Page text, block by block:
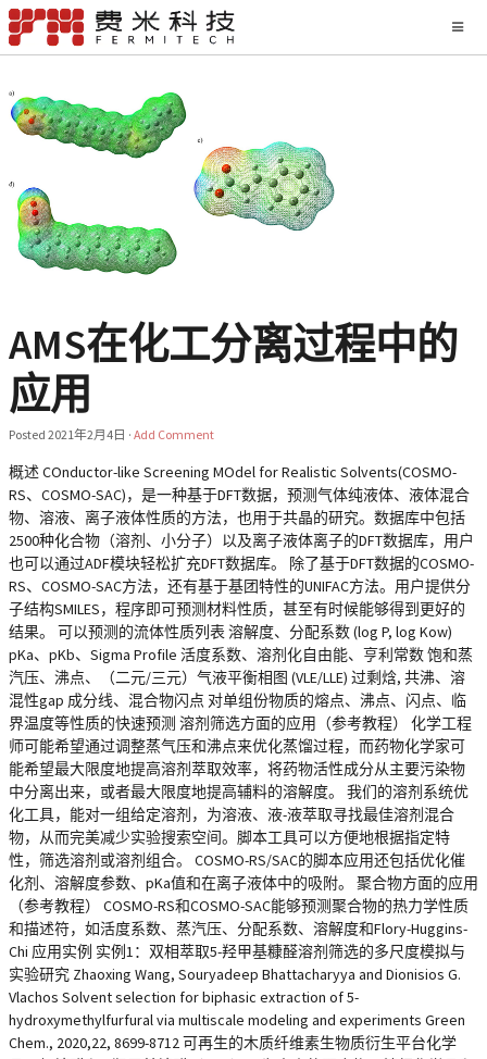
AMS在化工分离过程中的
应用
Posted 2021年2月4日 · Add Comment
概述 COnductor-like Screening MOdel for Realistic Solvents(COSMO-
RS、COSMO-SAC)，是一种基于DFT数据，预测气体纯液体、液体混合
物、溶液、离子液体性质的方法，也用于共晶的研究。数据库中包括
2500种化合物（溶剂、小分子）以及离子液体离子的DFT数据库，用户
也可以通过ADF模块轻松扩充DFT数据库。 除了基于DFT数据的COSMO-
RS、COSMO-SAC方法，还有基于基团特性的UNIFAC方法。用户提供分
子结构SMILES，程序即可预测材料性质，甚至有时候能够得到更好的
结果。 可以预测的流体性质列表 溶解度、分配系数 (log P, log Kow)
pKa、pKb、Sigma Profile 活度系数、溶剂化自由能、亨利常数 饱和蒸
汽压、沸点、（二元/三元）气液平衡相图 (VLE/LLE) 过剩焓, 共沸、溶
混性gap 成分线、混合物闪点 对单组份物质的熔点、沸点、闪点、临
界温度等性质的快速预测 溶剂筛选方面的应用（参考教程） 化学工程
师可能希望通过调整蒸气压和沸点来优化蒸馏过程，而药物化学家可
能希望最大限度地提高溶剂萃取效率，将药物活性成分从主要污染物
中分离出来，或者最大限度地提高辅料的溶解度。 我们的溶剂系统优
化工具，能对一组给定溶剂，为溶液、液-液萃取寻找最佳溶剂混合
物，从而完美减少实验搜索空间。脚本工具可以方便地根据指定特
性，筛选溶剂或溶剂组合。 COSMO-RS/SAC的脚本应用还包括优化催
化剂、溶解度参数、pKa值和在离子液体中的吸附。 聚合物方面的应用
（参考教程） COSMO-RS和COSMO-SAC能够预测聚合物的热力学性质
和描述符，如活度系数、蒸汽压、分配系数、溶解度和Flory-Huggins-
Chi 应用实例 实例1：双相萃取5-羟甲基糠醛溶剂筛选的多尺度模拟与
实验研究 Zhaoxing Wang, Souryadeep Bhattacharyya and Dionisios G.
Vlachos Solvent selection for biphasic extraction of 5-
hydroxymethylfurfural via multiscale modeling and experiments Green
Chem., 2020,22, 8699-8712 可再生的木质纤维素生物质衍生平台化学